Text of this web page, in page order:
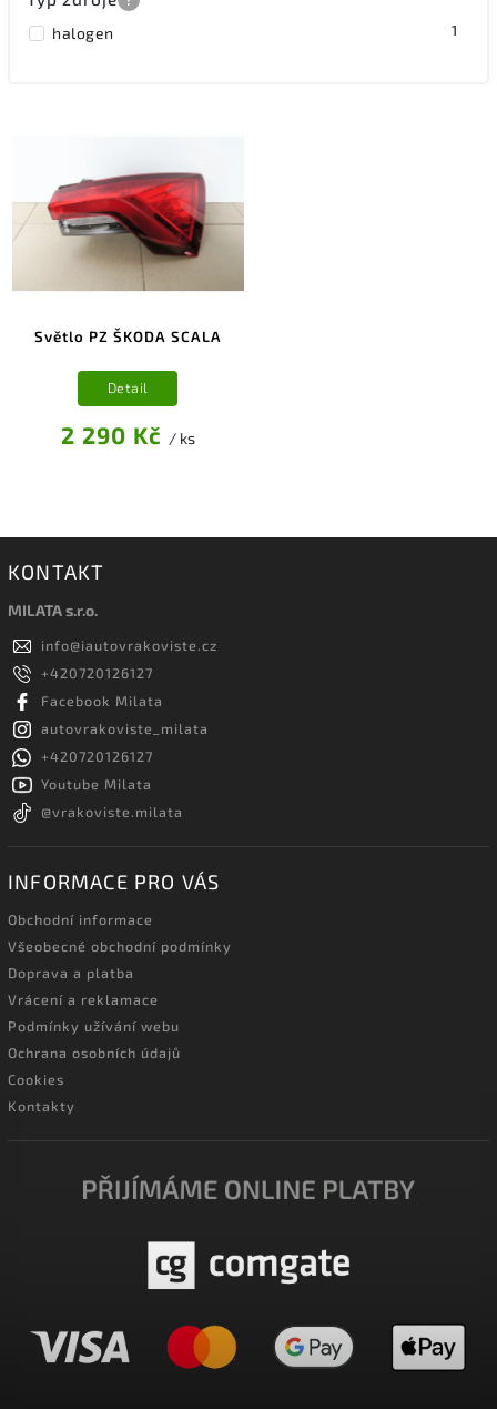
halogen 1
Světlo PZ ŠKODA SCALA
2 290 Kč / ks
Detail
KONTAKT
MILATA s.r.o.
info@iautovrakoviste.cz
+420720126127
Facebook Milata
autovrakoviste_milata
+420720126127
Youtube Milata
@vrakoviste.milata
INFORMACE PRO VÁS
Obchodní informace
Všeobecné obchodní podmínky
Doprava a platba
Vrácení a reklamace
Podmínky užívání webu
Ochrana osobních údajů
Cookies
Kontakty